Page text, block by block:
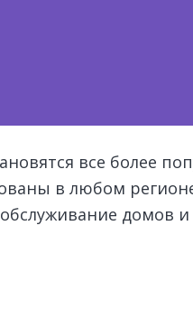
все более
в любом
домов и